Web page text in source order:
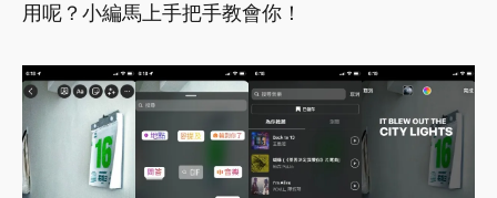
用呢？小編馬上手把手教會你！